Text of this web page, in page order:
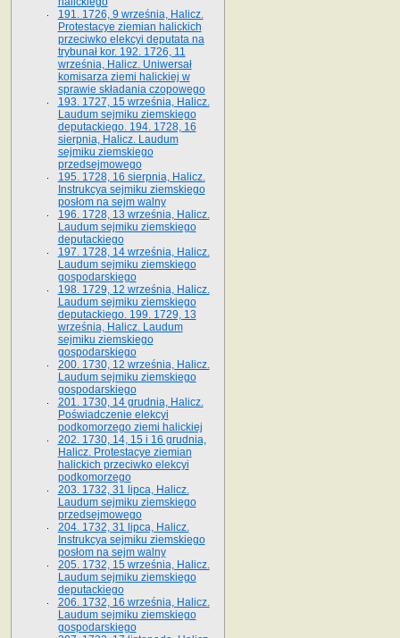
191. 1726, 9 września, Halicz.
Protestacye ziemian halickich
przeciwko elekcyi deputata na
trybunał kor. 192. 1726, 11
września, Halicz. Uniwersał
komisarza ziemi halickiej w
sprawie składania czopowego
193. 1727, 15 września, Halicz.
Laudum sejmiku ziemskiego
deputackiego. 194. 1728, 16
sierpnia, Halicz. Laudum
sejmiku ziemskiego
przedsejmowego
195. 1728, 16 sierpnia, Halicz.
Instrukcya sejmiku ziemskiego
posłom na sejm walny
196. 1728, 13 września, Halicz.
Laudum sejmiku ziemskiego
deputackiego
197. 1728, 14 września, Halicz.
Laudum sejmiku ziemskiego
gospodarskiego
198. 1729, 12 września, Halicz.
Laudum sejmiku ziemskiego
deputackiego. 199. 1729, 13
września, Halicz. Laudum
sejmiku ziemskiego
gospodarskiego
200. 1730, 12 września, Halicz.
Laudum sejmiku ziemskiego
gospodarskiego
201. 1730, 14 grudnia, Halicz.
Poświadczenie elekcyi
podkomorzego ziemi halickiej
202. 1730, 14, 15 i 16 grudnia,
Halicz. Protestacye ziemian
halickich przeciwko elekcyi
podkomorzego
203. 1732, 31 lipca, Halicz.
Laudum sejmiku ziemskiego
przedsejmowego
204. 1732, 31 lipca, Halicz.
Instrukcya sejmiku ziemskiego
posłom na sejm walny
205. 1732, 15 września, Halicz.
Laudum sejmiku ziemskiego
deputackiego
206. 1732, 16 września, Halicz.
Laudum sejmiku ziemskiego
gospodarskiego